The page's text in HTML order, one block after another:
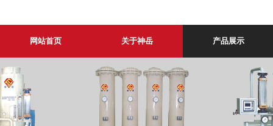
网站首页 关于神岳 产品展示